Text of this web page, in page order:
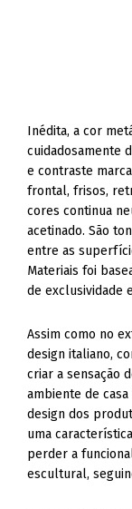
Inédita, a cor
cuidadosamente
e contraste
frontal, frisos,
cores continua
acetinado. São
entre as
Materiais foi
de exclusividade
Assim como no
design italiano,
criar a sensação
ambiente de
design dos
uma
perder a
escultural,